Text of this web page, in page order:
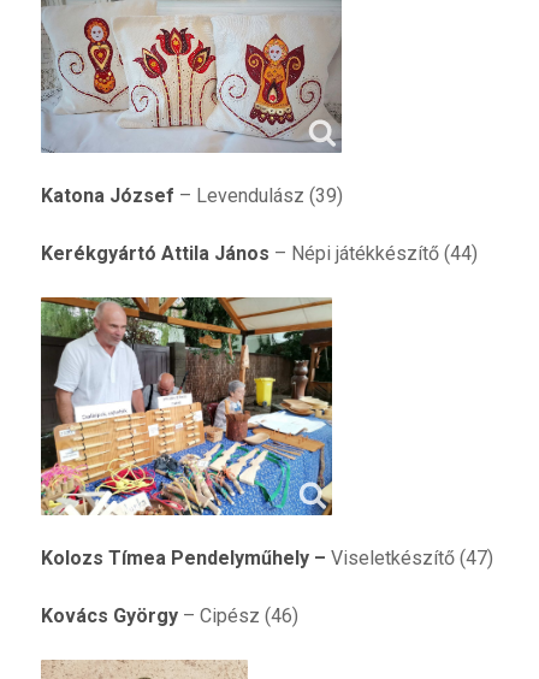
Katona József – Levendulász (39)
Kerékgyártó Attila János – Népi játékkészítő (44)
Kolozs Tímea Pendelyműhely – Viseletkészítő (47)
Kovács György– Cipész (46)